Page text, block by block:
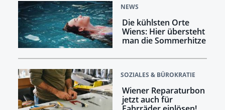
NEWS
Die kühlsten Orte
Wiens: Hier übersteht
man die Sommerhitze
SOZIALES & BÜROKRATIE
Wiener Reparaturbon
jetzt auch für